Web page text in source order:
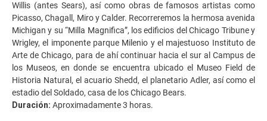
Willis (antes Sears), así como obras de famosos artistas como
Picasso, Chagall, Miro y Calder. Recorreremos la hermosa avenida
Michigan y su “Milla Magnifica”, los edificios del Chicago Tribune y
Wrigley, el imponente parque Milenio y el majestuoso Instituto de
Arte de Chicago, para de ahí continuar hacia el sur al Campus de
los Museos, en donde se encuentra ubicado el Museo Field de
Historia Natural, el acuario Shedd, el planetario Adler, así como el
estadio del Soldado, casa de los Chicago Bears.
Duración: Aproximadamente 3 horas.